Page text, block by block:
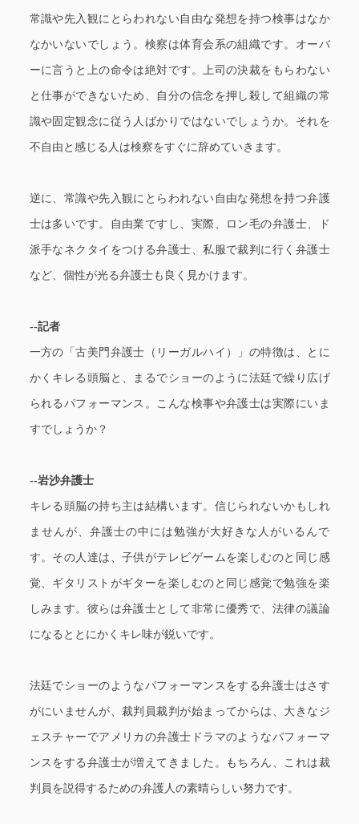
常識や先入観にとらわれない自由な発想を持つ検事はなか
なかいないでしょう。検察は体育会系の組織です。オーバ
ーに言うと上の命令は絶対です。上司の決裁をもらわない
と仕事ができないため、自分の信念を押し殺して組織の常
識や固定観念に従う人ばかりではないでしょうか。それを
不自由と感じる人は検察をすぐに辞めていきます。
逆に、常識や先入観にとらわれない自由な発想を持つ弁護
士は多いです。自由業ですし、実際、ロン毛の弁護士、ド
派手なネクタイをつける弁護士、私服で裁判に行く弁護士
など、個性が光る弁護士も良く見かけます。
--記者
一方の「古美門弁護士（リーガルハイ）」の特徴は、とに
かくキレる頭脳と、まるでショーのように法廷で繰り広げ
られるパフォーマンス。こんな検事や弁護士は実際にいま
すでしょうか？
--岩沙弁護士
キレる頭脳の持ち主は結構います。信じられないかもしれ
ませんが、弁護士の中には勉強が大好きな人がいるんで
す。その人達は、子供がテレビゲームを楽しむのと同じ感
覚、ギタリストがギターを楽しむのと同じ感覚で勉強を楽
しみます。彼らは弁護士として非常に優秀で、法律の議論
になるととにかくキレ味が鋭いです。
法廷でショーのようなパフォーマンスをする弁護士はさす
がにいませんが、裁判員裁判が始まってからは、大きなジ
ェスチャーでアメリカの弁護士ドラマのようなパフォーマ
ンスをする弁護士が増えてきました。もちろん、これは裁
判員を説得するための弁護人の素晴らしい努力です。